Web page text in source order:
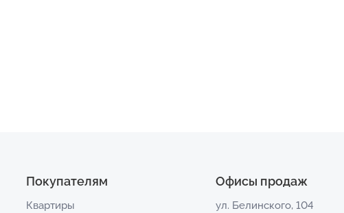
Покупателям
Квартиры
Офисы продаж
ул. Белинского, 104